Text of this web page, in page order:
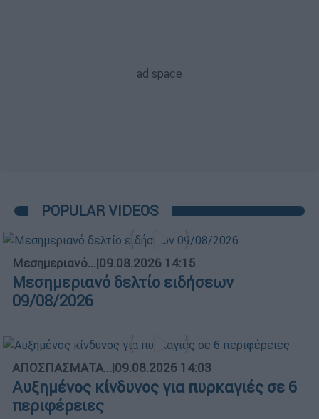
POPULAR VIDEOS
Μεσημεριανό...|09.08.2026 14:15
Μεσημεριανό δελτίο ειδήσεων
09/08/2026
ΑΠΟΣΠΑΣΜΑΤΑ...|09.08.2026 14:03
Αυξημένος κίνδυνος για πυρκαγιές σε 6
περιφέρειες